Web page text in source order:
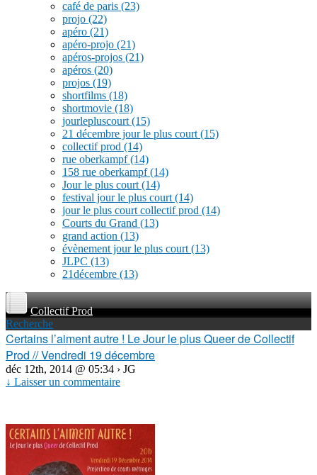
café de paris (23)
projo (22)
apéro (21)
apéro-projo (21)
apéros-projos (21)
apéros (20)
projos (19)
shortfilms (18)
shortmovie (18)
jourlepluscourt (15)
21 décembre jour le plus court (15)
collectif prod (14)
rue oberkampf(14)
158 rue oberkampf(14)
Jour le plus court (14)
festival jour le plus court (14)
jour le plus court collectif prod (14)
Courts du Grand (13)
grand action (13)
évènement jour le plus court (13)
JLPC (13)
21décembre (13)
Collectif Prod
Recherche
Certains l’aiment autre ! Le Jour le plus Queer de Collectif
Prod // Vendredi 19 décembre
déc 12th, 2014 @ 05:34 › JG
↓ Laisser un commentaire